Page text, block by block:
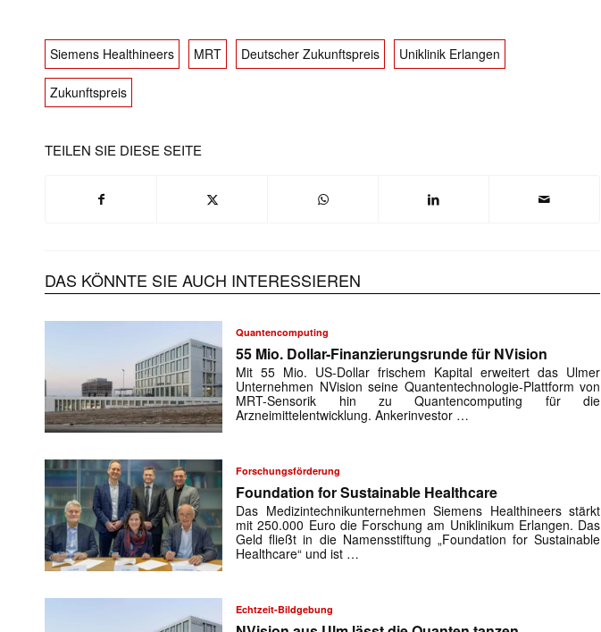
Siemens Healthineers MRT Deutscher Zukunftspreis Uniklinik Erlangen
Zukunftspreis
TEILEN SIE DIESE SEITE
DAS KÖNNTE SIE AUCH INTERESSIEREN
Quantencomputing
55 Mio. Dollar-Finanzierungsrunde für NVision
Mit 55 Mio. US-Dollar frischem Kapital erweitert das Ulmer
Unternehmen NVision seine Quantentechnologie-Plattform von
MRT-Sensorik hin zu Quantencomputing für die
Arzneimittelentwicklung. Ankerinvestor …
Forschungsförderung
Foundation for Sustainable Healthcare
Das Medizintechnikunternehmen Siemens Healthineers stärkt
mit 250.000 Euro die Forschung am Uniklinikum Erlangen. Das
Geld fließt in die Namensstiftung „Foundation for Sustainable
Healthcare“ und ist …
Echtzeit-Bildgebung